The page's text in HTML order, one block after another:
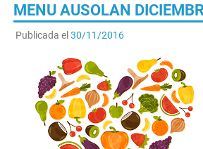
MENU AUSOLAN
Publicada el 30/11/2016